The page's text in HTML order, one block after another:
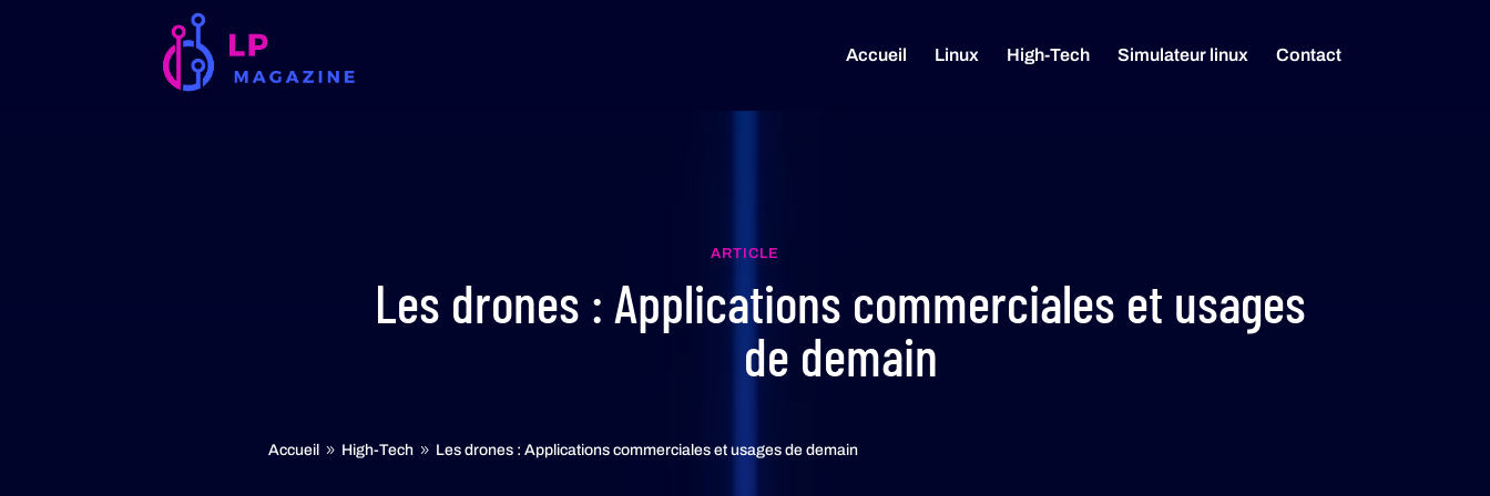
Accueil Linux High-Tech Simulateur linux Contact
ARTICLE
Les drones : Applications commerciales et usages
de demain
Accueil 9 High-Tech 9 Les drones : Applications commerciales et usages de demain